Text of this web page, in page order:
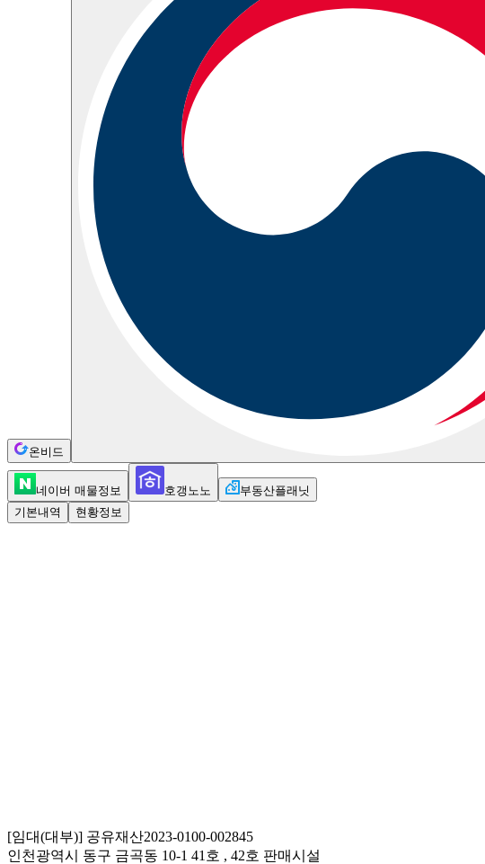
온비드
네이버 매물정보 호갱노노
부동산플래닛
기본내역
현황정보
[임대(대부)] 공유재산2023-0100-002845
인천광역시 동구 금곡동 10-1 41호 , 42호 판매시설